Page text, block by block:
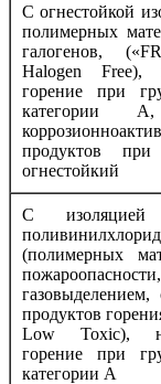
С огнестойкой
полимерных
галогенов,
Halogen Free),
горение при
категории
продуктов
огнестойкий
С
(полимерных
продуктов
Low Toxic),
горение при
категории А